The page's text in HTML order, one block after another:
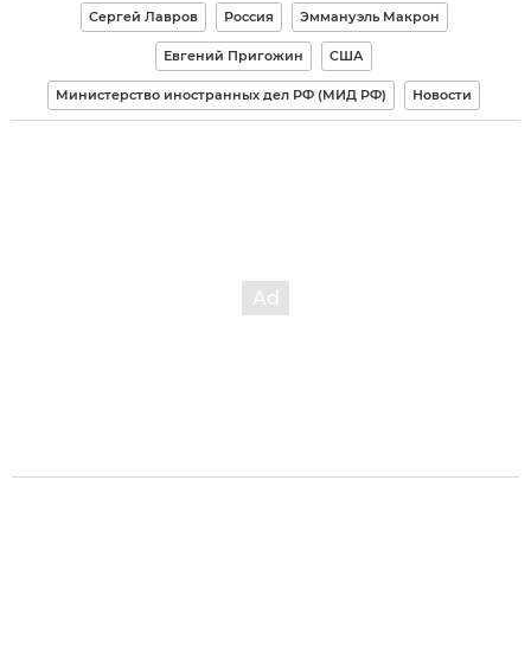
Сергей Лавров Россия Эммануэль Макрон
Евгений Пригожин США
Министерство иностранных дел РФ (МИД РФ) Новости